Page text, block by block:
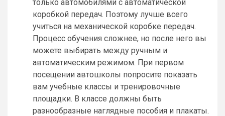
только автомобилями с автоматической
коробкой передач. Поэтому лучше всего
учиться на механической коробке передач.
Процесс обучения сложнее, но после него вы
можете выбирать между ручным и
автоматическим режимом. При первом
посещении автошколы попросите показать
вам учебные классы и тренировочные
площадки. В классе должны быть
разнообразные наглядные пособия и плакаты.